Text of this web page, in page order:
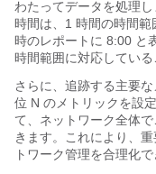
わたってデータを処理
時間は、1 時間の時間
時のレポートに 8:00 と
時間範囲に対応している
さらに、追跡する主要
位 N のメトリックを設
て、ネットワーク全体
きます。これにより、
トワーク管理を合理化で